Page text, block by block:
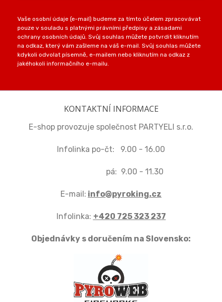
Vaše osobní údaje (e-mail) budeme za tímto účelem zpracovávat
pouze v souladu s platnými právními předpisy a zásadami
ochrany osobních údajů. Svůj souhlas můžete potvrdit kliknutím
na odkaz, který vám zašleme na váš e-mail. Svůj souhlas můžete
kdykoli odvolat písemně, e-mailem nebo kliknutím na odkaz z
jakéhokoli informačního e-mailu.
KONTAKTNÍ INFORMACE
E-shop provozuje společnost PARTYELI s.r.o.
Infolinka po-čt: 9.00 - 16.00
pá: 9.00 - 11.30
E-mail: info@pyroking.cz
Infolinka: +420 725 323 237
Objednávky s doručením na Slovensko: